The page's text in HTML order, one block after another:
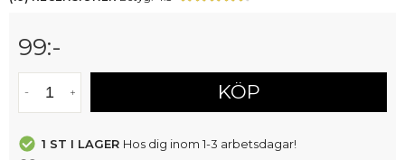
99:-
KÖP
1 ST I LAGER Hos dig inom 1-3 arbetsdagar!